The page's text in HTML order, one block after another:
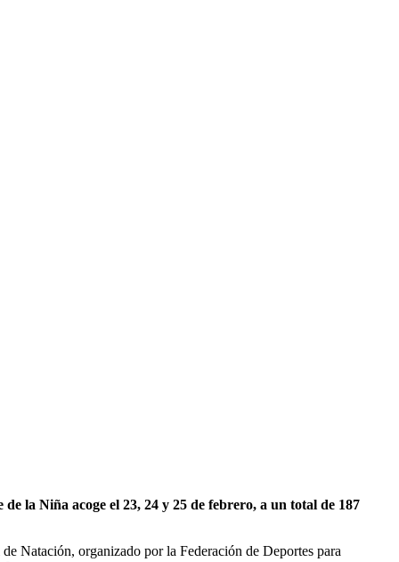
la Niña acoge el 23, 24 y 25 de febrero, a un total de 187
Natación, organizado por la Federación de Deportes para